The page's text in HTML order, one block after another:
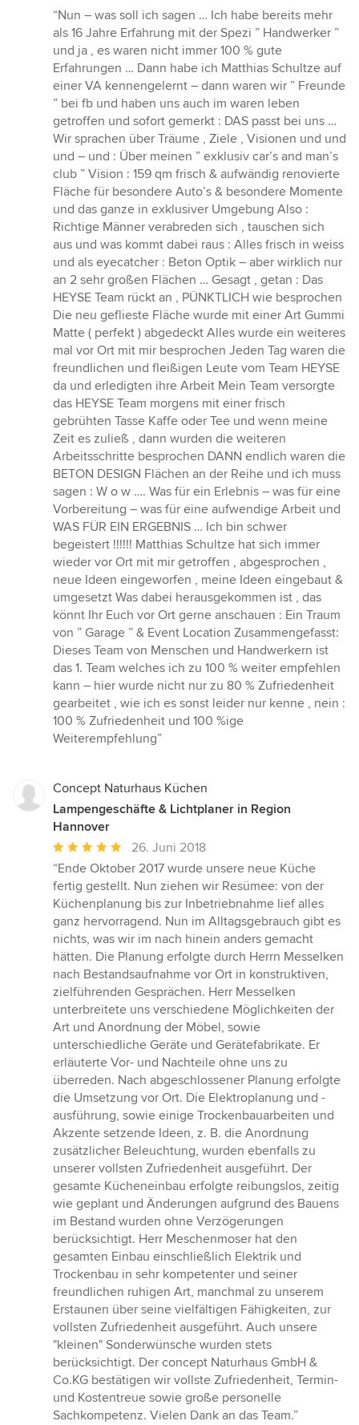
Bewertung:
5
von
5
Sternen
“Nun – was soll ich sagen … Ich habe bereits mehr
als 16 Jahre Erfahrung mit der Spezi ” Handwerker ”
und ja , es waren nicht immer 100 % gute
Erfahrungen … Dann habe ich Matthias Schultze auf
einer VA kennengelernt – dann waren wir ” Freunde
” bei fb und haben uns auch im waren leben
getroffen und sofort gemerkt : DAS passt bei uns …
Wir sprachen über Träume , Ziele , Visionen und und
und – und : Über meinen ” exklusiv car’s and man’s
club ” Vision : 159 qm frisch & aufwändig renovierte
Fläche für besondere Auto’s & besondere Momente
und das ganze in exklusiver Umgebung Also :
Richtige Männer verabreden sich , tauschen sich
aus und was kommt dabei raus : Alles frisch in weiss
und als eyecatcher : Beton Optik – aber wirklich nur
an 2 sehr großen Flächen … Gesagt , getan : Das
HEYSE Team rückt an , PÜNKTLICH wie besprochen
Die neu geflieste Fläche wurde mit einer Art Gummi
Matte ( perfekt ) abgedeckt Alles wurde ein weiteres
mal vor Ort mit mir besprochen Jeden Tag waren die
freundlichen und fleißigen Leute vom Team HEYSE
da und erledigten ihre Arbeit Mein Team versorgte
das HEYSE Team morgens mit einer frisch
gebrühten Tasse Kaffe oder Tee und wenn meine
Zeit es zuließ , dann wurden die weiteren
Arbeitsschritte besprochen DANN endlich waren die
BETON DESIGN Flächen an der Reihe und ich muss
sagen : W o w …. Was für ein Erlebnis – was für eine
Vorbereitung – was für eine aufwendige Arbeit und
WAS FÜR EIN ERGEBNIS … Ich bin schwer
begeistert !!!!!! Matthias Schultze hat sich immer
wieder vor Ort mit mir getroffen , abgesprochen ,
neue Ideen eingeworfen , meine Ideen eingebaut &
umgesetzt Was dabei herausgekommen ist , das
könnt Ihr Euch vor Ort gerne anschauen : Ein Traum
von ” Garage ” & Event Location Zusammengefasst:
Dieses Team von Menschen und Handwerkern ist
das 1. Team welches ich zu 100 % weiter empfehlen
kann – hier wurde nicht nur zu 80 % Zufriedenheit
gearbeitet , wie ich es sonst leider nur kenne , nein :
100 % Zufriedenheit und 100 %ige
Weiterempfehlung”
Concept Naturhaus Küchen
Lampengeschäfte & Lichtplaner in Region
Hannover
Durchschnittliche
Bewertung:
5
von
5
Sternen
26. Juni 2018
“Ende Oktober 2017 wurde unsere neue Küche
fertig gestellt. Nun ziehen wir Resümee: von der
Küchenplanung bis zur Inbetriebnahme lief alles
ganz hervorragend. Nun im Alltagsgebrauch gibt es
nichts, was wir im nach hinein anders gemacht
hätten. Die Planung erfolgte durch Herrn Messelken
nach Bestandsaufnahme vor Ort in konstruktiven,
zielführenden Gesprächen. Herr Messelken
unterbreitete uns verschiedene Möglichkeiten der
Art und Anordnung der Möbel, sowie
unterschiedliche Geräte und Gerätefabrikate. Er
erläuterte Vor- und Nachteile ohne uns zu
überreden. Nach abgeschlossener Planung erfolgte
die Umsetzung vor Ort. Die Elektroplanung und -
ausführung, sowie einige Trockenbauarbeiten und
Akzente setzende Ideen, z. B. die Anordnung
zusätzlicher Beleuchtung, wurden ebenfalls zu
unserer vollsten Zufriedenheit ausgeführt. Der
gesamte Kücheneinbau erfolgte reibungslos, zeitig
wie geplant und Änderungen aufgrund des Bauens
im Bestand wurden ohne Verzögerungen
berücksichtigt. Herr Meschenmoser hat den
gesamten Einbau einschließlich Elektrik und
Trockenbau in sehr kompetenter und seiner
freundlichen ruhigen Art, manchmal zu unserem
Erstaunen über seine vielfältigen Fähigkeiten, zur
vollsten Zufriedenheit ausgeführt. Auch unsere
"kleinen" Sonderwünsche wurden stets
berücksichtigt. Der concept Naturhaus GmbH &
Co.KG bestätigen wir vollste Zufriedenheit, Termin-
und Kostentreue sowie große personelle
Sachkompetenz. Vielen Dank an das Team.”